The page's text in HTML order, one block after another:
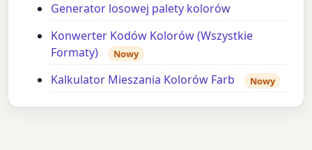
Generator losowej palety kolorów
Konwerter Kodów Kolorów (Wszystkie
Formaty)
Nowy
Kalkulator Mieszania Kolorów Farb Nowy